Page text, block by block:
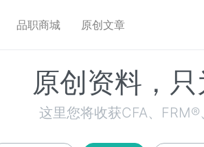
品职商城 原创文章
原创资料，
这里您将收获CFA、FRM®